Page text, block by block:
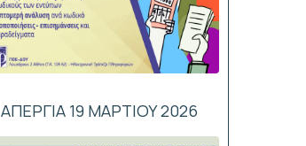
ΑΠΕΡΓΙΑ 19 ΜΑΡΤΙΟΥ 2026